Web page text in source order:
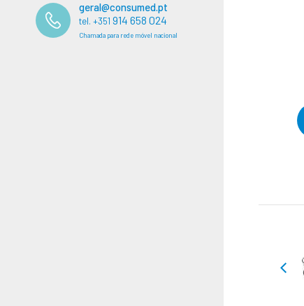
geral@consumed.pt
tel. +351 914 658 024
Chamada para rede móvel nacional